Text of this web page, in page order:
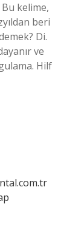
kelime,
beri
Di.
ve
Hilf